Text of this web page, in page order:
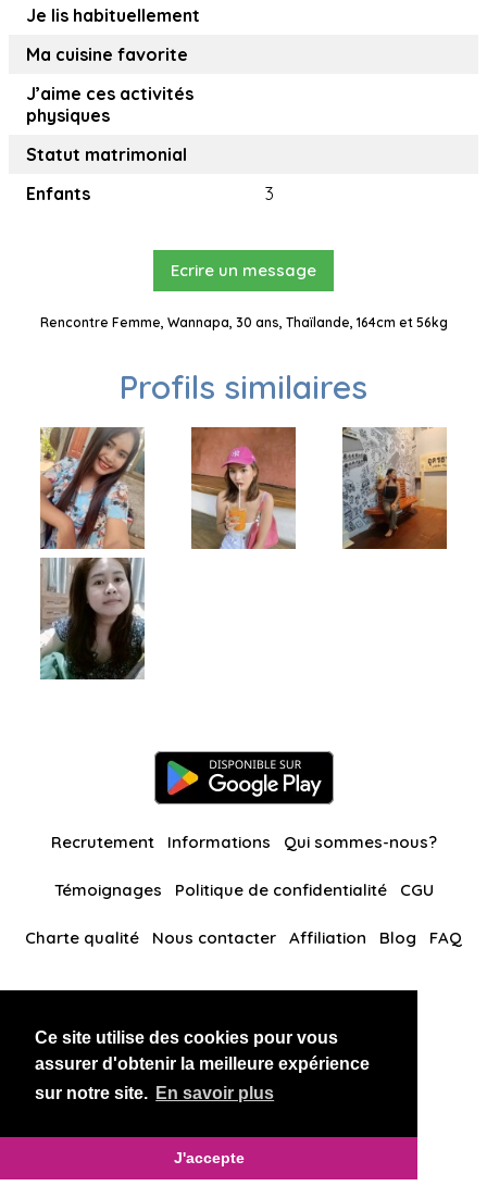
Ce site utilise des cookies pour vous
assurer d'obtenir la meilleure expérience
sur notre site. En savoir plus
J'accepte
Je lis habituellement
Ma cuisine favorite
J’aime ces activités
physiques
Statut matrimonial
Enfants
3
Ecrire un message
Rencontre Femme, Wannapa, 30 ans, Thaïlande, 164cm et 56kg
Profils similaires
Recrutement Informations Qui sommes-nous?
Témoignages Politique de confidentialité CGU
Charte qualité Nous contacter Affiliation Blog FAQ
BlackAndBeauties RussianKisses